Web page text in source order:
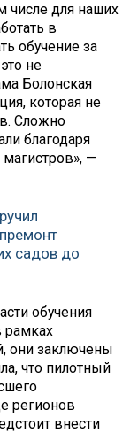
числе для наших
в
обучение за
не
Болонская
которая не
Сложно
благодаря
—
садов до
обучения
рамках
они заключены
что пилотный
регионов
внести